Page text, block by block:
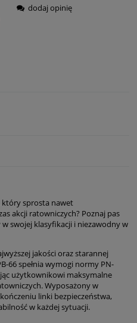
dodaj opinię
który sprosta nawet
akcji ratowniczych? Poznaj pas
swojej klasyfikacji i niezawodny w
jakości oraz starannej
66 spełnia wymogi normy PN-
użytkownikowi maksymalne
Wyposażony w
linki bezpieczeństwa,
w każdej sytuacji.